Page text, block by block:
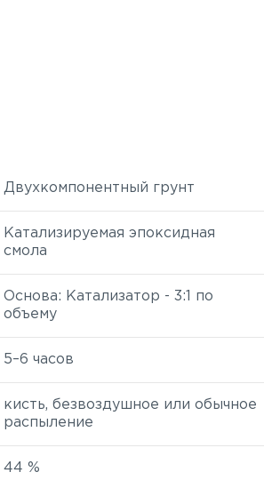
Двухкомпонентный грунт
Катализируемая эпоксидная
смола
Основа: Катализатор - 3:1 по
объему
5–6 часов
кисть, безвоздушное или обычное
распыление
44 %